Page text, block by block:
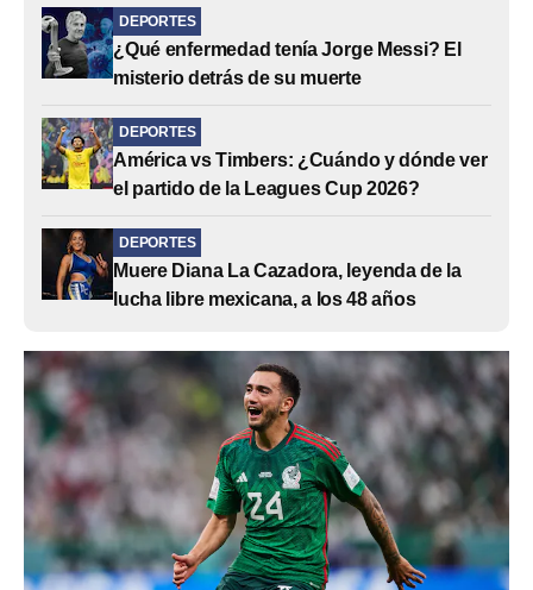
DEPORTES
¿Qué enfermedad tenía Jorge Messi? El
misterio detrás de su muerte
DEPORTES
América vs Timbers: ¿Cuándo y dónde ver
el partido de la Leagues Cup 2026?
DEPORTES
Muere Diana La Cazadora, leyenda de la
lucha libre mexicana, a los 48 años